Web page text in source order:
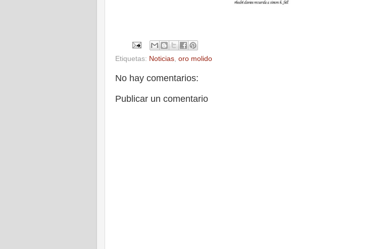
Etiquetas: Noticias oro molido
No hay comentarios:
Publicar un comentario